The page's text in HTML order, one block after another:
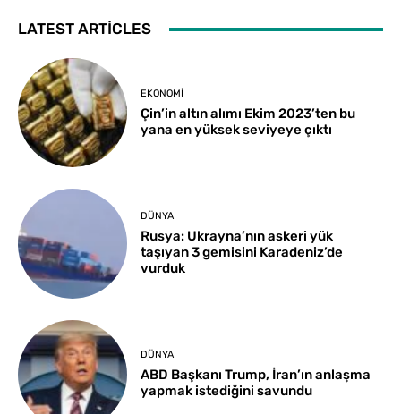
LATEST ARTICLES
EKONOMI
Çin’in altın alımı Ekim 2023’ten bu
yana en yüksek seviyeye çıktı
DÜNYA
Rusya: Ukrayna’nın askeri yük
taşıyan 3 gemisini Karadeniz’de
vurduk
DÜNYA
ABD Başkanı Trump, İran’ın anlaşma
yapmak istediğini savundu